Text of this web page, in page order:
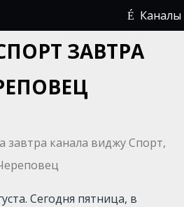
Каналы
ЗАВТРА
Сегодня пятница, в